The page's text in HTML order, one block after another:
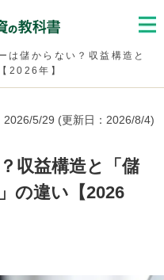
は儲からない？収益構造と
2026年】
2026/5/29 (更新日： 2026/8/4)
収益構造と「儲
の違い【2026